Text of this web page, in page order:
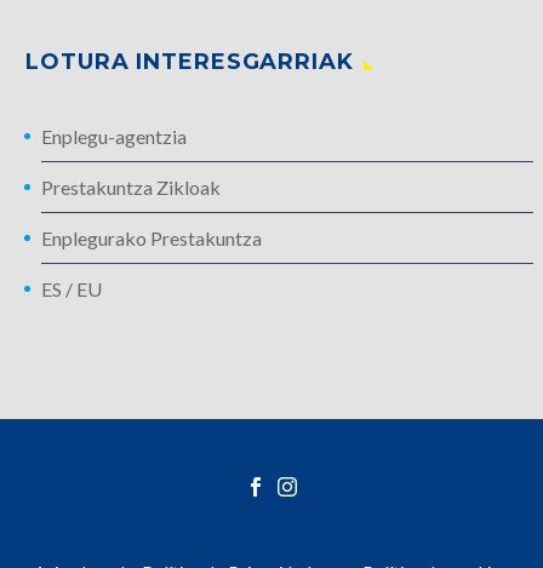
LOTURA INTERESGARRIAK
Enplegu-agentzia
Prestakuntza Zikloak
Enplegurako Prestakuntza
ES / EU